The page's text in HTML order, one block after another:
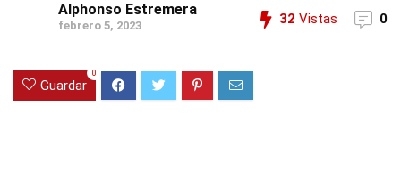
Alphonso Estremera
febrero 5, 2023 32 Vistas 0
Guardar
0